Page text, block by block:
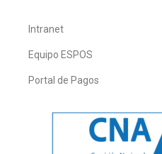
Intranet
Equipo ESPOS
Portal de Pagos